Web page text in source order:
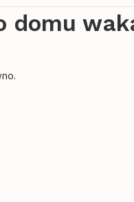
domu